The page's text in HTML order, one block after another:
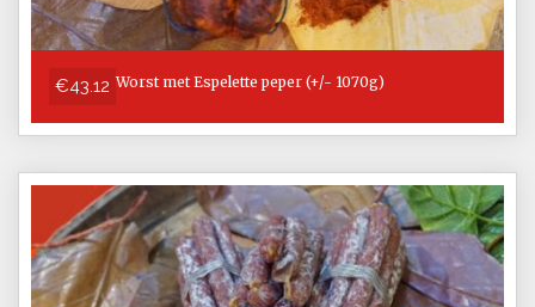
€43.12 Worst met Espelette peper (+/- 1070g)